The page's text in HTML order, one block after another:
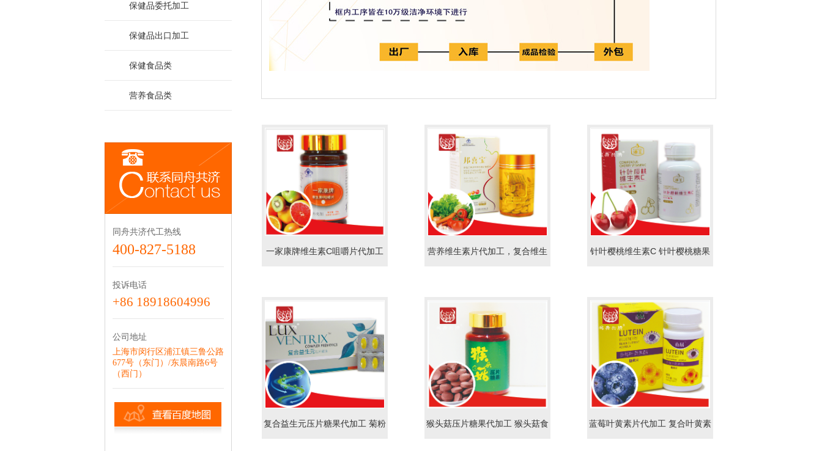
保健品委托加工
保健品出口加工
保健食品类
营养食品类
同舟共济代工热线
400-827-5188
投诉电话
+86 18918604996
公司地址
上海市闵行区浦江镇三鲁公路
677号（东门）/东晨南路6号
（西门）
一家康牌维生素C咀嚼片代加工 营养维生素片代加工，复合维生 针叶樱桃维生素C 针叶樱桃糖果
复合益生元压片糖果代加工 菊粉 猴头菇压片糖果代加工 猴头菇食 蓝莓叶黄素片代加工 复合叶黄素